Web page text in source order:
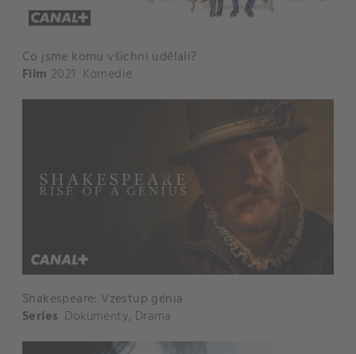
Co jsme komu všichni udělali?
Film 2021 Komedie
Shakespeare: Vzestup génia
Series Dokumenty, Drama